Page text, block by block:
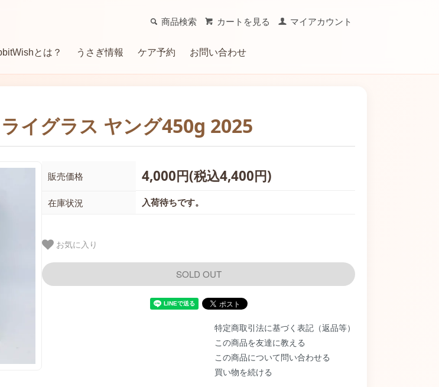
商品検索 カートを見る マイアカウント
サークル キャリー
とは？ うさぎ情報 ケア予約 お問い合わせ
イグラス ヤング450g 2025
販売価格 4,000円(税込4,400円)
在庫状況 入荷待ちです。
お気に入り
SOLD OUT
特定商取引法に基づく表記（返品等）
この商品を友達に教える
この商品について問い合わせる
買い物を続ける